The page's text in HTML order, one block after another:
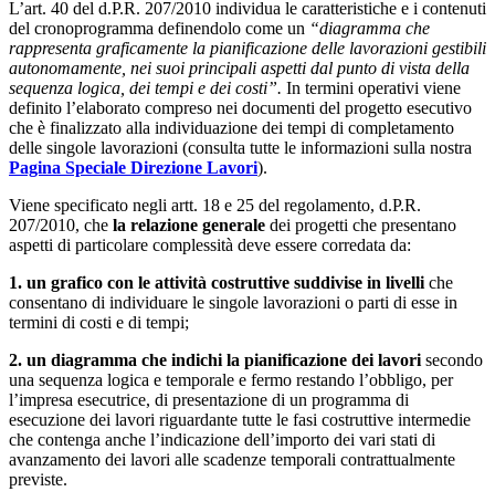
L’art. 40 del d.P.R. 207/2010 individua le caratteristiche e i contenuti
del cronoprogramma definendolo come un “diagramma che
rappresenta graficamente la pianificazione delle lavorazioni gestibili
autonomamente, nei suoi principali aspetti dal punto di vista della
sequenza logica, dei tempi e dei costi”. In termini operativi viene
definito l’elaborato compreso nei documenti del progetto esecutivo
che è finalizzato alla individuazione dei tempi di completamento
delle singole lavorazioni (consulta tutte le informazioni sulla nostra
Pagina Speciale Direzione Lavori).
Viene specificato negli artt. 18 e 25 del regolamento, d.P.R.
207/2010, che la relazione generale dei progetti che presentano
aspetti di particolare complessità deve essere corredata da:
1. un grafico con le attività costruttive suddivise in livelli che
consentano di individuare le singole lavorazioni o parti di esse in
termini di costi e di tempi;
2. un diagramma che indichi la pianificazione dei lavori secondo
una sequenza logica e temporale e fermo restando l’obbligo, per
l’impresa esecutrice, di presentazione di un programma di
esecuzione dei lavori riguardante tutte le fasi costruttive intermedie
che contenga anche l’indicazione dell’importo dei vari stati di
avanzamento dei lavori alle scadenze temporali contrattualmente
previste.